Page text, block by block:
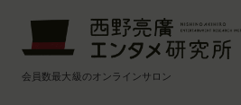
会員数最大級のオンラインサロン